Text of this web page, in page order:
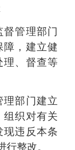
管理部门
障，建立健
理、督查等
部门建立
组织对有关
现违反本条
整改。